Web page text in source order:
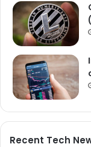
Recent Tech